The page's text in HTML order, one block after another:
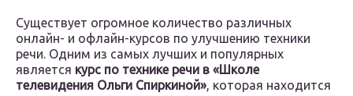
Существует огромное количество различных
онлайн- и офлайн-курсов по улучшению техники
речи. Одним из самых лучших и популярных
является курс по технике речи в «Школе
телевидения Ольги Спиркиной», которая находится